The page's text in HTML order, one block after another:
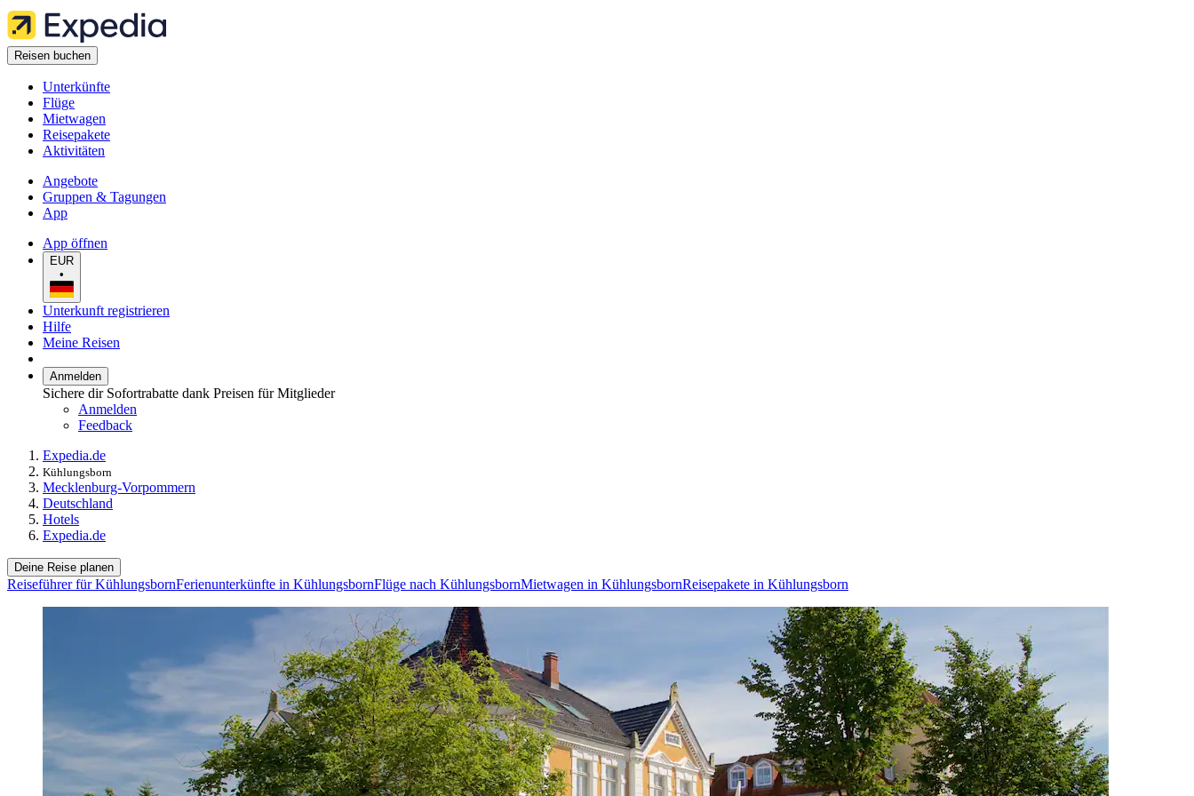
Reisen buchen
Unterkünfte
Flüge
Mietwagen
Reisepakete
Aktivitäten
Angebote
Gruppen & Tagungen
App
App öffnen
EUR
•
Unterkunft registrieren
Hilfe
Meine Reisen
Anmelden
Sichere dir Sofortrabatte dank Preisen für Mitglieder
Anmelden
Feedback
Expedia.de
Kühlungsborn
Mecklenburg-Vorpommern
Deutschland
Hotels
Expedia.de
Deine Reise planen
Reiseführer für KühlungsbornFerienunterkünfte in KühlungsbornFlüge nach KühlungsbornMietwagen in KühlungsbornReisepakete in Kühlungsborn